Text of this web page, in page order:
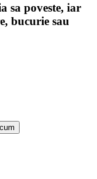
sa poveste, iar
bucurie sau